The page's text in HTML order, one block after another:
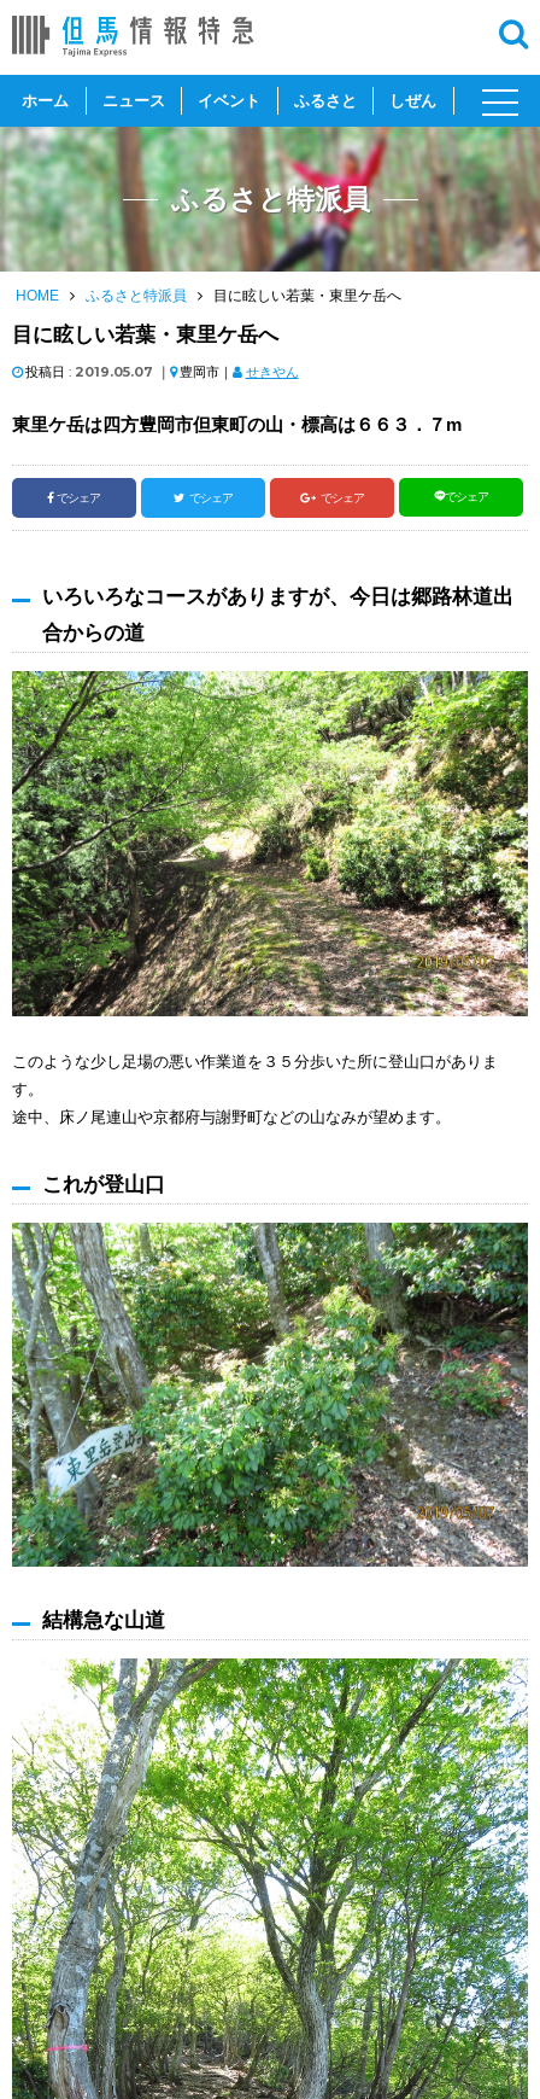
ホーム ニュース イベント ふるさと しぜん
toggle
ふるさと特派員
HOME ふるさと特派員 目に眩しい若葉・東里ケ岳へ
目に眩しい若葉・東里ケ岳へ
投稿日 : 2019.05.07 ｜ 豊岡市｜ せきやん
東里ケ岳は四方豊岡市但東町の山・標高は６６３．７m
でシェア でシェア でシェア でシェア
いろいろなコースがありますが、今日は郷路林道出
合からの道
このような少し足場の悪い作業道を３５分歩いた所に登山口がありま
す。
途中、床ノ尾連山や京都府与謝野町などの山なみが望めます。
これが登山口
結構急な山道